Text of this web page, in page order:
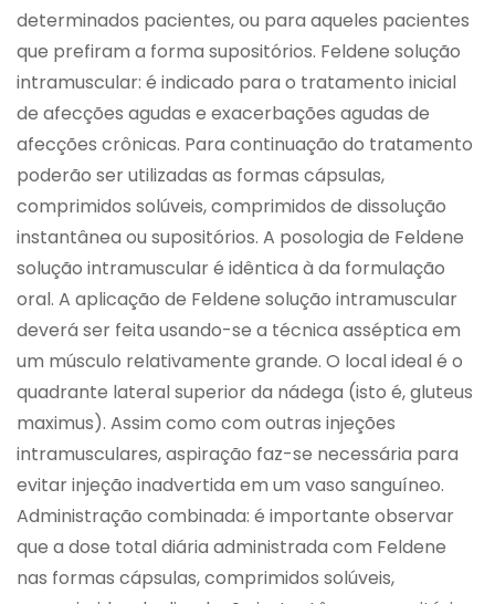
determinados pacientes, ou para aqueles pacientes
que prefiram a forma supositórios. Feldene solução
intramuscular: é indicado para o tratamento inicial
de afecções agudas e exacerbações agudas de
afecções crônicas. Para continuação do tratamento
poderão ser utilizadas as formas cápsulas,
comprimidos solúveis, comprimidos de dissolução
instantânea ou supositórios. A posologia de Feldene
solução intramuscular é idêntica à da formulação
oral. A aplicação de Feldene solução intramuscular
deverá ser feita usando-se a técnica asséptica em
um músculo relativamente grande. O local ideal é o
quadrante lateral superior da nádega (isto é, gluteus
maximus). Assim como com outras injeções
intramusculares, aspiração faz-se necessária para
evitar injeção inadvertida em um vaso sanguíneo.
Administração combinada: é importante observar
que a dose total diária administrada com Feldene
nas formas cápsulas, comprimidos solúveis,